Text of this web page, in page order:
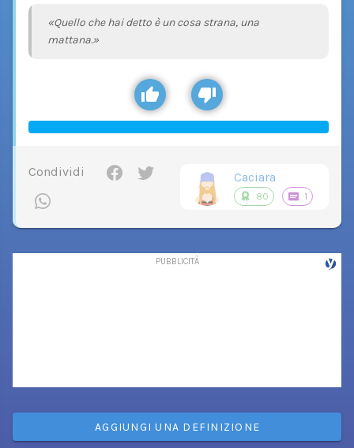
«Quello che hai detto è un cosa strana, una
mattana.»
Condividi Caciara
80 1
AGGIUNGI UNA DEFINIZIONE